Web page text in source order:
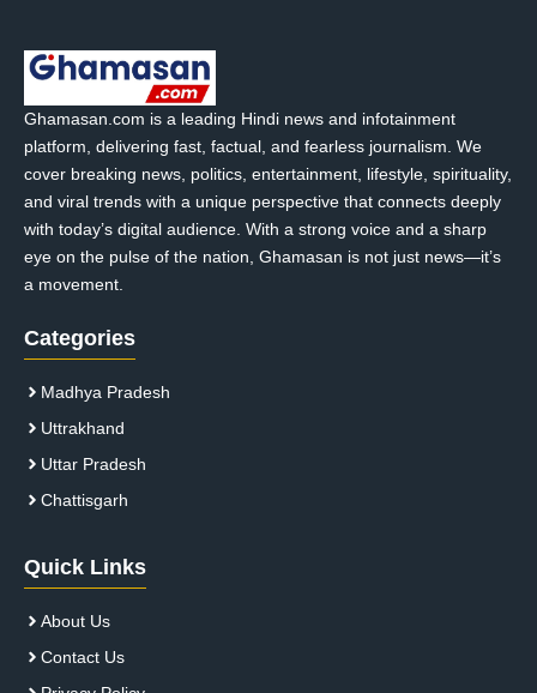
Ghamasan.com is a leading Hindi news and infotainment
platform, delivering fast, factual, and fearless journalism. We
cover breaking news, politics, entertainment, lifestyle, spirituality,
and viral trends with a unique perspective that connects deeply
with today’s digital audience. With a strong voice and a sharp
eye on the pulse of the nation, Ghamasan is not just news—it’s
a movement.
Categories
Madhya Pradesh
Uttrakhand
Uttar Pradesh
Chattisgarh
Quick Links
About Us
Contact Us